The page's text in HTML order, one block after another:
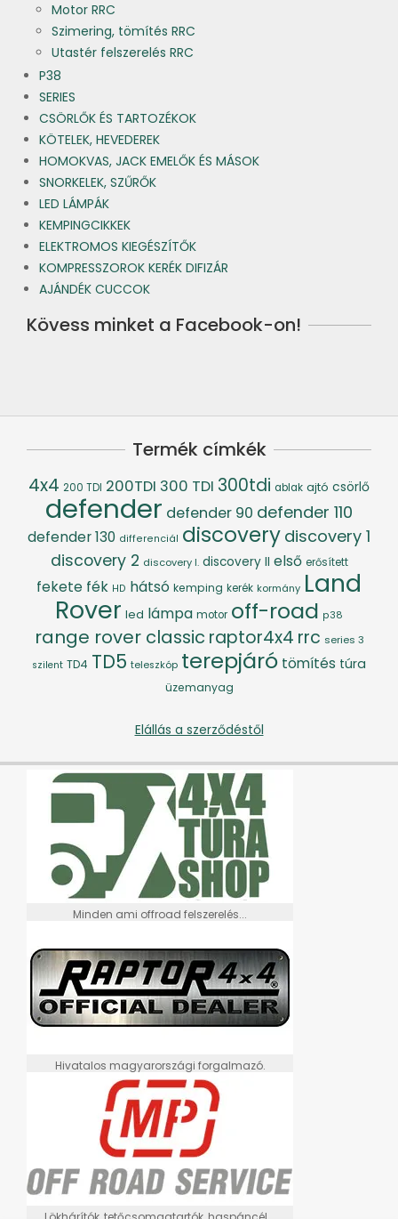
Motor RRC
Szimering, tömítés RRC
Utastér felszerelés RRC
P38
SERIES
CSÖRLŐK ÉS TARTOZÉKOK
KÖTELEK, HEVEDEREK
HOMOKVAS, JACK EMELŐK ÉS MÁSOK
SNORKELEK, SZŰRŐK
LED LÁMPÁK
KEMPINGCIKKEK
ELEKTROMOS KIEGÉSZÍTŐK
KOMPRESSZOROK KERÉK DIFIZÁR
AJÁNDÉK CUCCOK
Kövess minket a Facebook-on!
Termék címkék
4x4 200 TDI 200TDI 300 TDI 300tdi ablak ajtó csörlő
defender defender 90 defender 110
defender 130 differenciál discovery discovery 1
discovery 2 discovery I. discovery II első erősített
fekete fék HD hátsó kemping kerék kormány Land
Rover led lámpa motor off-road p38
range rover classic raptor4x4 rrc series 3
szilent TD4 TD5 teleszkóp terepjáró tömítés túra
üzemanyag
Elállás a szerződéstől
Minden ami offroad felszerelés...
Hivatalos magyarországi forgalmazó.